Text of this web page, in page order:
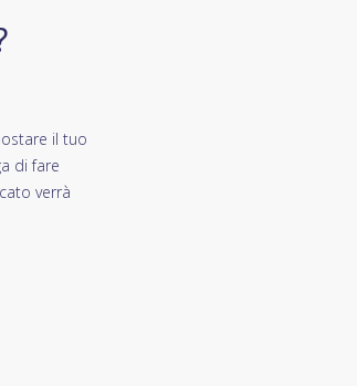
il tuo
di fare
verrà